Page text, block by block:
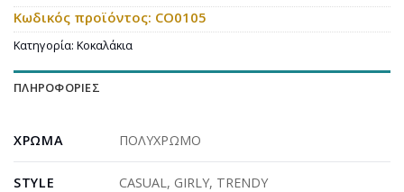
Κωδικός προϊόντος: CO0105
Κατηγορία: Κοκαλάκια
ΠΛΗΡΟΦΟΡΊΕΣ
ΧΡΏΜΑ ΠΟΛΥΧΡΩΜΟ
STYLE CASUAL, GIRLY, TRENDY